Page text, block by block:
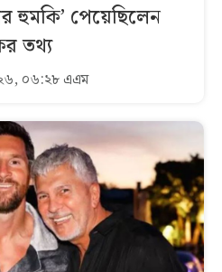
হুমকি’ পেয়েছিলেন
তথ্য
০৬:২৮ এএম